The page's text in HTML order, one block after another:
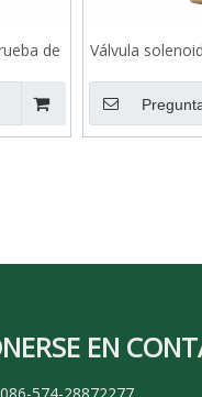
de
Válvula
con bobina
EN